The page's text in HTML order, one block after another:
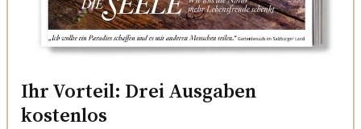
Ihr Vorteil: Drei Ausgaben
kostenlos